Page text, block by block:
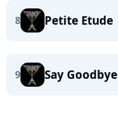
8 Petite Etude
9 Say Goodbye